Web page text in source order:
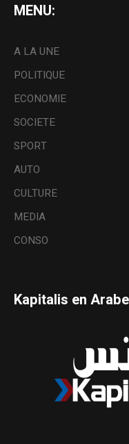
MENU:
A LA UNE
POLITIQUE
ECONOMIE
SOCIETE
SPORT
AUTO
CULTURE
MEDIA
CONSO
Kapitalis en